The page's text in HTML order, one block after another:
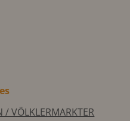
/ VÖLKLERMARKTER